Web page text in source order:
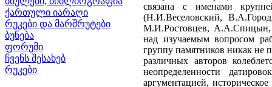
ქართული იარაღი
რუკები და მარშრუტები
ბუნება
ფორუმი
ჩვენს შესახებ
რუკები
связана с именами
(Н.И.Веселовский,
М.И.Ростовцев, А.А.Спицын,
над изучаемым вопросом
группу памятников никак не
различных авторов
неопределенности
аргументацией,